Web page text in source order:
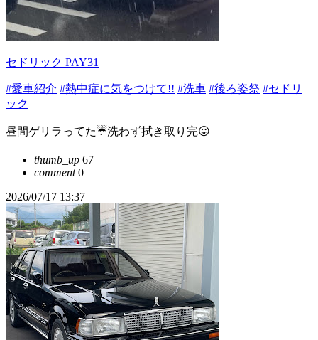
セドリック PAY31
#愛車紹介 #熱中症に気をつけて!! #洗車 #後ろ姿祭 #セドリ
ック
昼間ゲリラってた☔️洗わず拭き取り完😛
thumb_up 67
comment0
2026/07/17 13:37